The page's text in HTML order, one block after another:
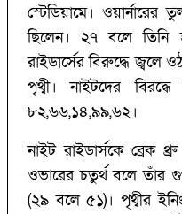
স্টেডিয়ামে।
ছিলেন। ২৭ বলে তিনি
রাইডার্সের বিরুদ্ধে জ্বলে
পৃথ্বী। নাইটদের
৮২,৬৬,১৪,৯৯,৬২।
নাইট রাইডার্সকে ব্রেক
ওভারের চতুর্থ বলে তাঁর
(‌২৯ বলে ৫১)‌। পৃথ্বীর